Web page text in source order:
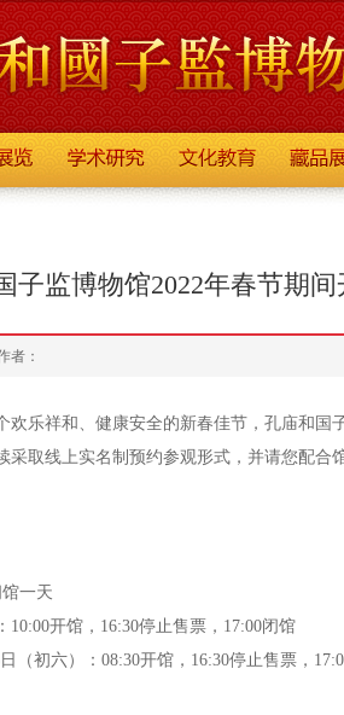
子监博物馆2022年春节期
者：
欢乐祥和、健康安全的新春佳节，孔庙和国
采取线上实名制预约参观形式，并请您配合
一天
10:00开馆，16:30停止售票，17:00闭馆
（初六）：08:30开馆，16:30停止售票，